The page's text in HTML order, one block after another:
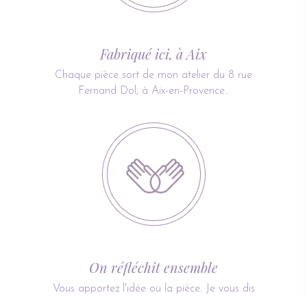
Fabriqué ici, à Aix
Chaque pièce sort de mon atelier du 8 rue
Fernand Dol, à Aix-en-Provence..
On réfléchit ensemble
Vous apportez l'idée ou la pièce. Je vous dis